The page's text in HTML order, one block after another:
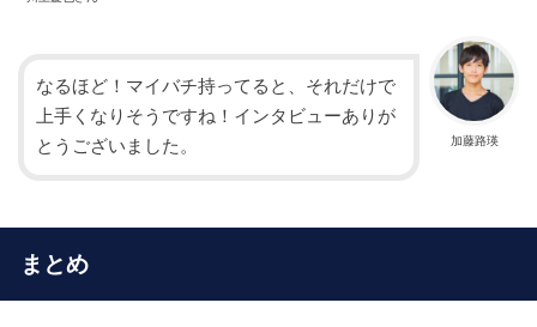
加藤路瑛
なるほど！マイバチ持ってると、それだけで
上手くなりそうですね！インタビューありが
とうございました。
まとめ